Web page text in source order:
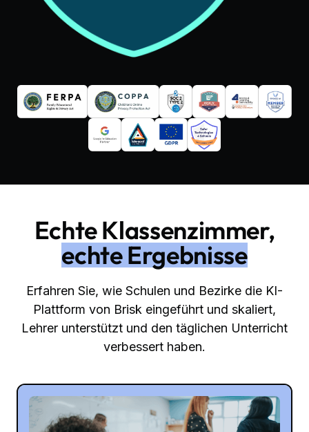
Echte Klassenzimmer,
echte Ergebnisse
Erfahren Sie, wie Schulen und Bezirke die KI-
Plattform von Brisk eingeführt und skaliert,
Lehrer unterstützt und den täglichen Unterricht
verbessert haben.